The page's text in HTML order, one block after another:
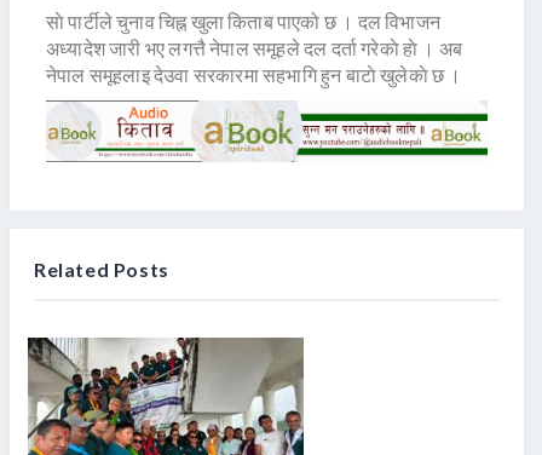
साे पार्टीले चुनाव चिह्न खुला किताब पाएको छ । दल विभाजन
अध्यादेश जारी भए लगत्तै नेपाल समूहले दल दर्ता गरेकाे हाे । अब
नेपाल समूहलाइ देउवा सरकारमा सहभागि हुन बाटाे खुलेकाे छ ।
Related Posts